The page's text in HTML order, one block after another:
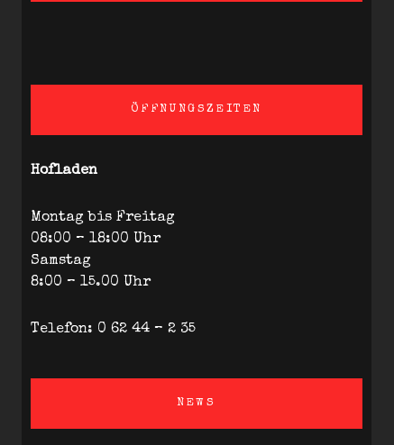
ÖFFNUNGSZEITEN
Hofladen
Montag bis Freitag
08:00 – 18:00 Uhr
Samstag
8:00 – 15.00 Uhr
Telefon: 0 62 44 – 2 35
NEWS